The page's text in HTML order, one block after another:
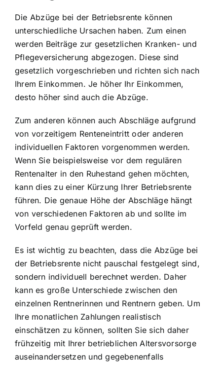
Die Abzüge bei der Betriebsrente können
unterschiedliche Ursachen haben. Zum einen
werden Beiträge zur gesetzlichen Kranken- und
Pflegeversicherung abgezogen. Diese sind
gesetzlich vorgeschrieben und richten sich nach
Ihrem Einkommen. Je höher Ihr Einkommen,
desto höher sind auch die Abzüge.
Zum anderen können auch Abschläge aufgrund
von vorzeitigem Renteneintritt oder anderen
individuellen Faktoren vorgenommen werden.
Wenn Sie beispielsweise vor dem regulären
Rentenalter in den Ruhestand gehen möchten,
kann dies zu einer Kürzung Ihrer Betriebsrente
führen. Die genaue Höhe der Abschläge hängt
von verschiedenen Faktoren ab und sollte im
Vorfeld genau geprüft werden.
Es ist wichtig zu beachten, dass die Abzüge bei
der Betriebsrente nicht pauschal festgelegt sind,
sondern individuell berechnet werden. Daher
kann es große Unterschiede zwischen den
einzelnen Rentnerinnen und Rentnern geben. Um
Ihre monatlichen Zahlungen realistisch
einschätzen zu können, sollten Sie sich daher
frühzeitig mit Ihrer betrieblichen Altersvorsorge
auseinandersetzen und gegebenenfalls